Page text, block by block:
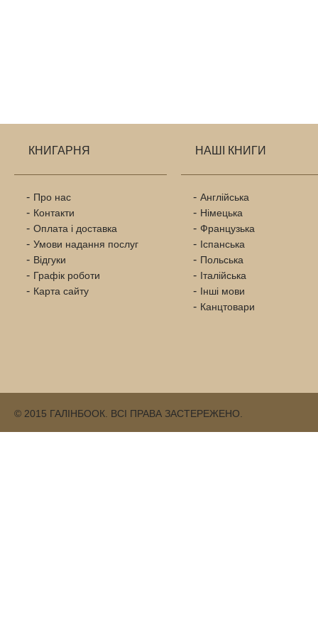
КНИГАРНЯ
Про нас
Контакти
Оплата і доставка
Умови надання послуг
Відгуки
Графік роботи
Карта сайту
НАШІ КНИГИ
Англійська
Німецька
Французька
Іспанська
Польська
Італійська
Інші мови
Канцтовари
© 2015 ГАЛІНБООК. ВСІ ПРАВА ЗАСТЕРЕЖЕНО.